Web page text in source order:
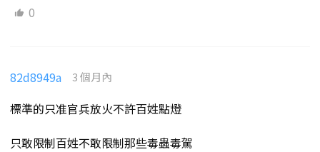
0
82d8949a 3 個月內
標準的只准官兵放火不許百姓點燈
只敢限制百姓不敢限制那些毒蟲毒駕